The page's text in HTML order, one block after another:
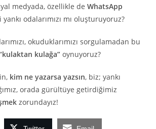
medyada, özellikle deWhatsApp
odalarımızı mı oluşturuyoruz?
okuduklarımızı sorgulamadan bu
kulağa” oynuyoruz?
kim ne yazarsa yazsın, biz; yankı
orada gürültüye getirdiğimiz
zorundayız!